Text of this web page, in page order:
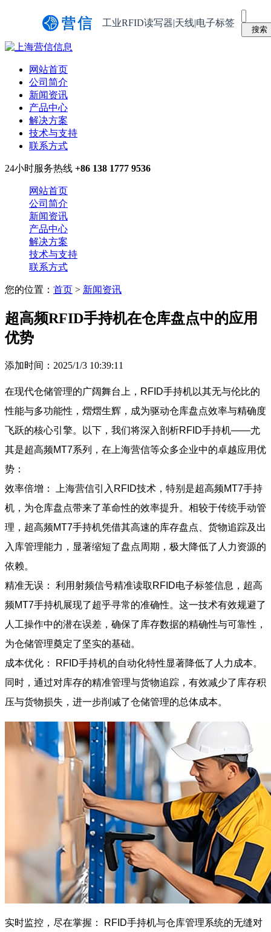
工业RFID读写器|天线|电子标签
网站首页
公司简介
新闻资讯
产品中心
解决方案
技术与支持
联系方式
24小时服务热线 +86 138 1777 9536
网站首页
公司简介
新闻资讯
产品中心
解决方案
技术与支持
联系方式
您的位置： 首页 > 新闻资讯
超高频RFID手持机在仓库盘点中的应用
优势
添加时间：2025/1/3 10:39:11
在现代仓储管理的广阔舞台上，RFID手持机以其无与伦比的
性能与多功能性，熠熠生辉，成为驱动仓库盘点效率与精确度
飞跃的核心引擎。以下，我们将深入剖析RFID手持机——尤
其是超高频MT7系列，在上海营信等众多企业中的卓越应用优
势：
效率倍增： 上海营信引入RFID技术，特别是超高频MT7手持
机，为仓库盘点带来了革命性的效率提升。相较于传统手动管
理，超高频MT7手持机凭借其高速的库存盘点、货物追踪及出
入库管理能力，显著缩短了盘点周期，极大降低了人力资源的
依赖。
精准无误： 利用射频信号精准读取RFID电子标签信息，超高
频MT7手持机展现了超乎寻常的准确性。这一技术有效规避了
人工操作中的潜在误差，确保了库存数据的精确性与可靠性，
为仓储管理奠定了坚实的基础。
成本优化： RFID手持机的自动化特性显著降低了人力成本。
同时，通过对库存的精准管理与货物追踪，有效减少了库存积
压与货物损失，进一步削减了仓储管理的总体成本。
实时监控，尽在掌握： RFID手持机与仓库管理系统的无缝对